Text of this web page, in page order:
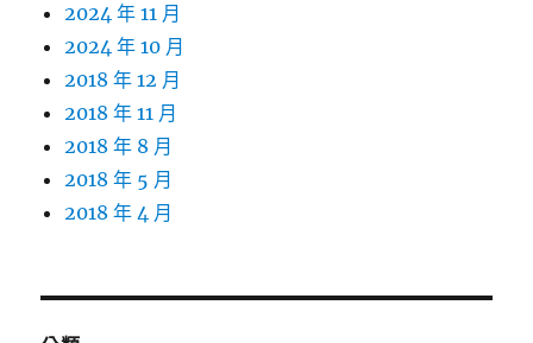
2024 年 11 月
2024 年 10 月
2018 年 12 月
2018 年 11 月
2018 年 8 月
2018 年 5 月
2018 年 4 月